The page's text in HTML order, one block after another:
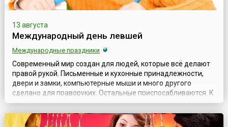
13 августа
Международный день левшей
Международные праздники
Современный мир создан для людей, которые всё делают
правой рукой. Письменные и кухонные принадлежности,
двери и замки, компьютерные мыши и много другого
сделано для праворуких. Остальные приспосабливаются. К
счастью, леворуких школьников уже не заставляют писать
правой рукой, но и в настоящее время встречаются
некоторые родители, воспитатели или даже учителя,